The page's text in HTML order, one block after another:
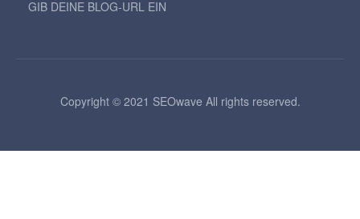
GIB DEINE BLOG-URL EIN
Copyright © 2021 SEOwave All rights reserved.